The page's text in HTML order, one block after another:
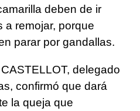
deben de ir
a remojar, porque
parar por gandallas.
delegado
confirmó que dará
la queja que